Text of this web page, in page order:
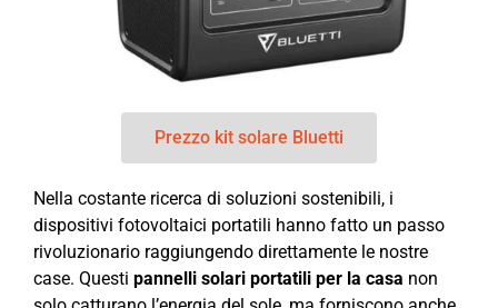
Nella costante ricerca di soluzioni sostenibili, i
dispositivi fotovoltaici portatili hanno fatto un passo
rivoluzionario raggiungendo direttamente le nostre
case. Questi pannelli solari portatili per la casa non
Prezzo kit solare Bluetti